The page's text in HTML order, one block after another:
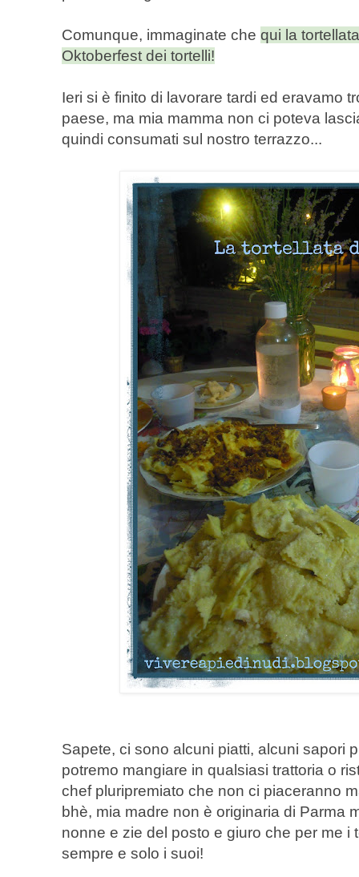
Comunque, immaginate che qui la
Oktoberfest dei tortelli!
Ieri si è finito di lavorare tardi ed eravamo
paese, ma mia mamma non ci poteva
quindi consumati sul nostro terrazzo...
Sapete, ci sono alcuni piatti, alcuni sapori
potremo mangiare in qualsiasi trattoria o
chef pluripremiato che non ci piaceranno
bhè, mia madre non è originaria di Parma
nonne e zie del posto e giuro che per me i
sempre e solo i suoi!